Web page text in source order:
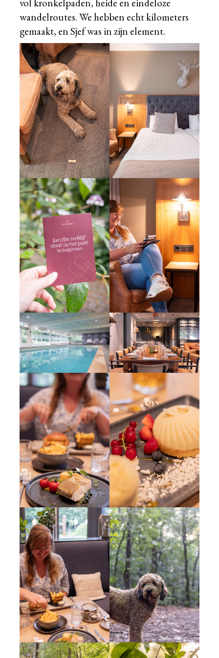
vol kronkelpaden, heide en eindeloze
wandelroutes. We hebben echt kilometers
gemaakt, en Sjef was in zijn element.